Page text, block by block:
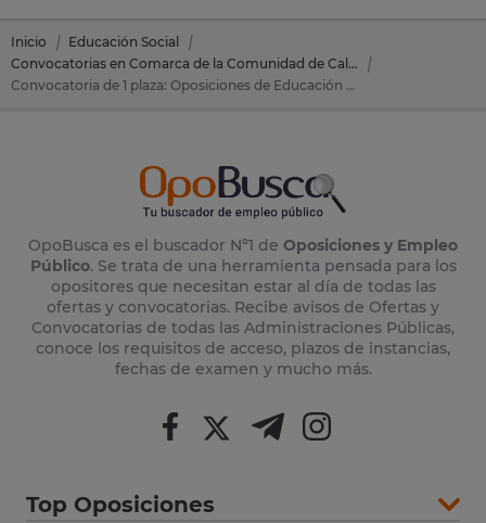
Inicio
Educación Social
Convocatorias en Comarca de la Comunidad de Calatayud
Convocatoria de 1 plaza: Oposiciones de Educación Social en Comarca de la Comunidad de Calatayud (Zaragoza)
OpoBusca es el buscador Nº1 de Oposiciones y Empleo
Público. Se trata de una herramienta pensada para los
opositores que necesitan estar al día de todas las
ofertas y convocatorias. Recibe avisos de Ofertas y
Convocatorias de todas las Administraciones Públicas,
conoce los requisitos de acceso, plazos de instancias,
fechas de examen y mucho más.
Top Oposiciones